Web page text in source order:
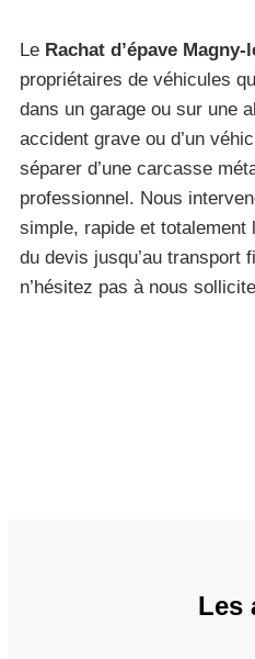
Le Rachat d’épave
propriétaires de véhicules
dans un garage ou sur une
accident grave ou d’un
séparer d’une carcasse
professionnel. Nous
simple, rapide et totalement
du devis jusqu’au transport
n’hésitez pas à nous
Les